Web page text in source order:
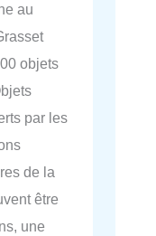
au
objets
par les
de la
être
une